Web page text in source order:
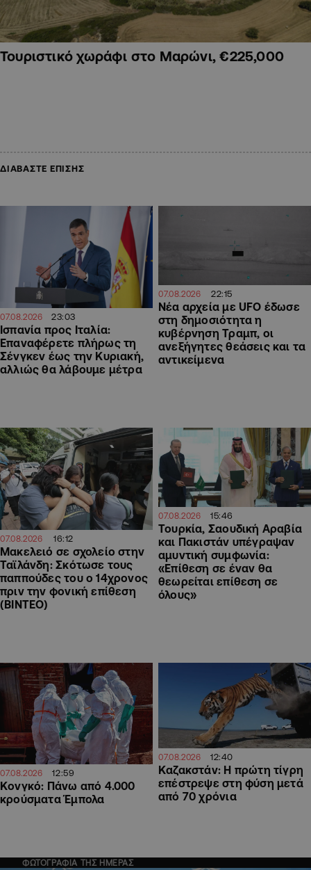
Τουριστικό χωράφι στο Μαρώνι, €225,000
ΔΙΑΒΑΣΤΕ ΕΠΙΣΗΣ
07.08.2026 23:03
Ισπανία προς Ιταλία:
Επαναφέρετε πλήρως τη
Σένγκεν έως την Κυριακή,
αλλιώς θα λάβουμε μέτρα
07.08.2026 22:15
Νέα αρχεία με UFO έδωσε
στη δημοσιότητα η
κυβέρνηση Τραμπ, οι
ανεξήγητες θεάσεις και τα
αντικείμενα
07.08.2026 16:12
Μακελειό σε σχολείο στην
Ταϊλάνδη: Σκότωσε τους
παππούδες του ο 14χρονος
πριν την φονική επίθεση
(ΒΙΝΤΕΟ)
07.08.2026 15:46
Τουρκία, Σαουδική Αραβία
και Πακιστάν υπέγραψαν
αμυντική συμφωνία:
«Επίθεση σε έναν θα
θεωρείται επίθεση σε
όλους»
07.08.2026 12:59
Κονγκό: Πάνω από 4.000
κρούσματα Έμπολα
07.08.2026 12:40
Καζακστάν: Η πρώτη τίγρη
επέστρεψε στη φύση μετά
από 70 χρόνια
ΦΩΤΟΓΡΑΦΙΑ ΤΗΣ ΗΜΕΡΑΣ